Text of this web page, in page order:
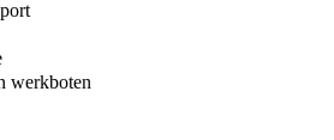
werkboten